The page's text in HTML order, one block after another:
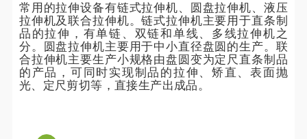
常用的拉伸设备有链式拉伸机、圆盘拉伸机、液压
拉伸机及联合拉伸机。链式拉伸机主要用于直条制
品的拉伸，有单链、双链和单线、多线拉伸机之
分。圆盘拉伸机主要用于中小直径盘圆的生产。联
合拉伸机主要生产小规格由盘圆变为定尺直条制品
的产品，可同时实现制品的拉伸、矫直、表面抛
光、定尺剪切等，直接生产出成品。